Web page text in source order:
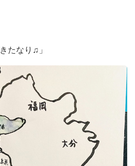
きたなり♫」